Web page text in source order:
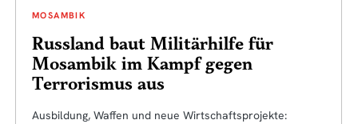
MOSAMBIK
Russland baut Militärhilfe für
Mosambik im Kampf gegen
Terrorismus aus
Ausbildung, Waffen und neue Wirtschaftsprojekte: